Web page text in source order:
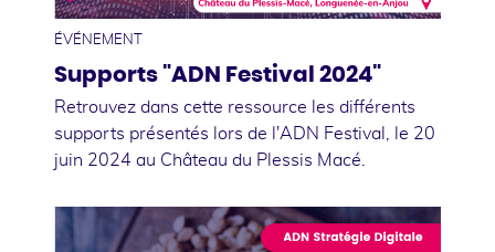
ÉVÉNEMENT
Supports "ADN Festival 2024"
Retrouvez dans cette ressource les différents
supports présentés lors de l'ADN Festival, le 20
juin 2024 au Château du Plessis Macé.